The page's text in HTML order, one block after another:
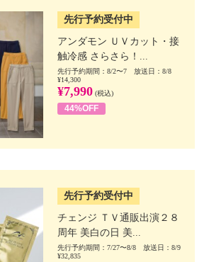
先行予約受付中
アンダモン ＵＶカット・接
触冷感 さらさら！...
先行予約期間：8/2〜7 放送日：8/8
¥14,300
¥7,990 (税込)
44%OFF
先行予約受付中
チェンジ ＴＶ通販出演２８
周年 美白の日 美...
先行予約期間：7/27〜8/8 放送日：8/9
¥32,835